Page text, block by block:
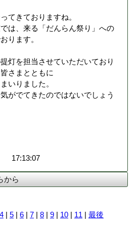
てきておりますね。
は、来る「だんらん祭り」への
ります。
灯を担当させていただいており
さまとともに
いりました。
がでてきたのではないでしょう
17:13:07
から
4 | 5 | 6 | 7 | 8 | 9 | 10 | 11 | 最後